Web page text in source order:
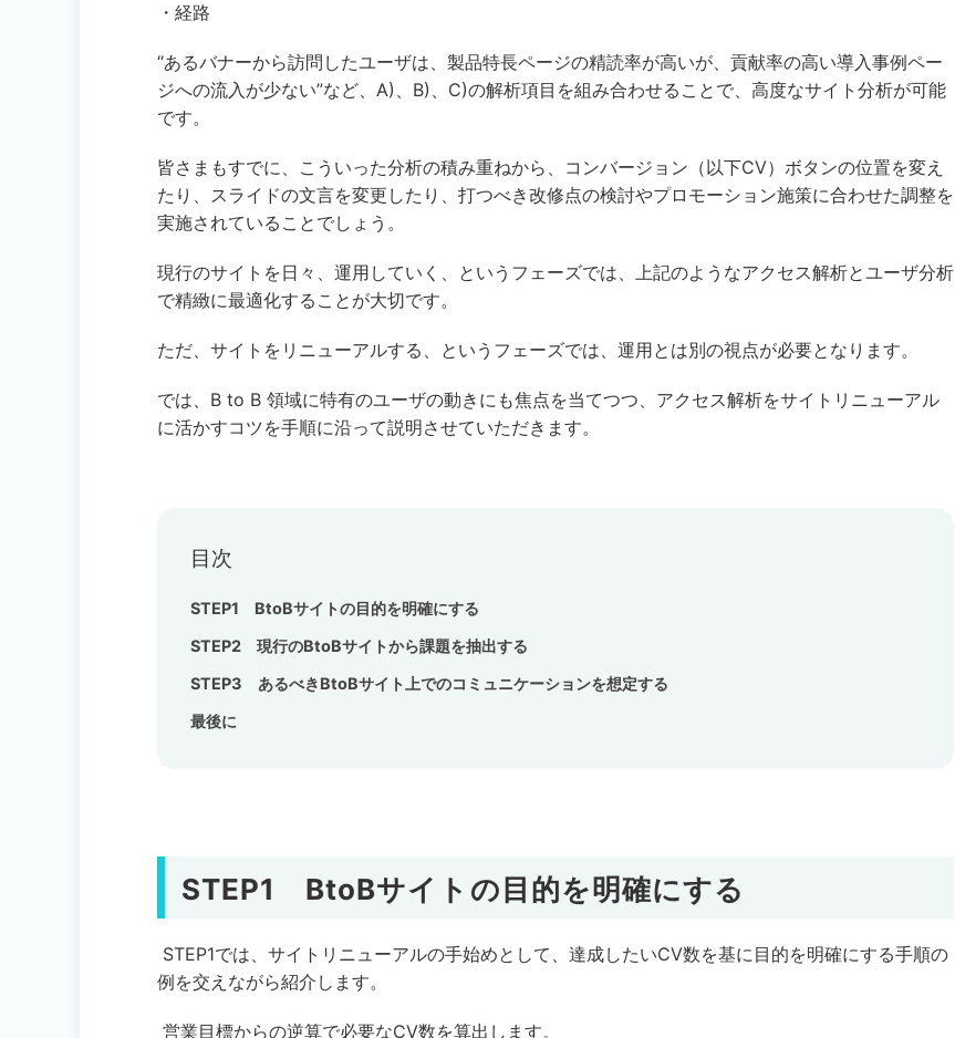
・経路
“あるバナーから訪問したユーザは、製品特長ページの精読率が高いが、貢献率の高い導入事例ペー
ジへの流入が少ない”など、A)、B)、C)の解析項目を組み合わせることで、高度なサイト分析が可能
です。
皆さまもすでに、こういった分析の積み重ねから、コンバージョン（以下CV）ボタンの位置を変え
たり、スライドの文言を変更したり、打つべき改修点の検討やプロモーション施策に合わせた調整を
実施されていることでしょう。
現行のサイトを日々、運用していく、というフェーズでは、上記のようなアクセス解析とユーザ分析
で精緻に最適化することが大切です。
ただ、サイトをリニューアルする、というフェーズでは、運用とは別の視点が必要となります。
では、B to B 領域に特有のユーザの動きにも焦点を当てつつ、アクセス解析をサイトリニューアル
に活かすコツを手順に沿って説明させていただきます。
目次
STEP1 BtoBサイトの目的を明確にする
STEP2 現行のBtoBサイトから課題を抽出する
STEP3 あるべきBtoBサイト上でのコミュニケーションを想定する
最後に
STEP1 BtoBサイトの目的を明確にする
STEP1では、サイトリニューアルの手始めとして、達成したいCV数を基に目的を明確にする手順の
例を交えながら紹介します。
営業目標からの逆算で必要なCV数を算出します。